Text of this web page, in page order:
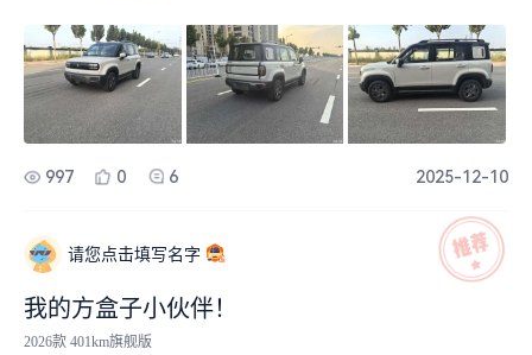
997 0 6 2025-12-10
请您点击填写名字
我的方盒子小伙伴！
2026款 401km旗舰版